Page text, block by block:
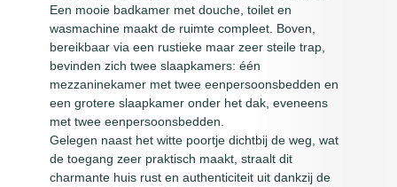
Een mooie badkamer met douche, toilet en
wasmachine maakt de ruimte compleet. Boven,
bereikbaar via een rustieke maar zeer steile trap,
bevinden zich twee slaapkamers: één
mezzaninekamer met twee eenpersoonsbedden en
een grotere slaapkamer onder het dak, eveneens
met twee eenpersoonsbedden.
Gelegen naast het witte poortje dichtbij de weg, wat
de toegang zeer praktisch maakt, straalt dit
charmante huis rust en authenticiteit uit dankzij de